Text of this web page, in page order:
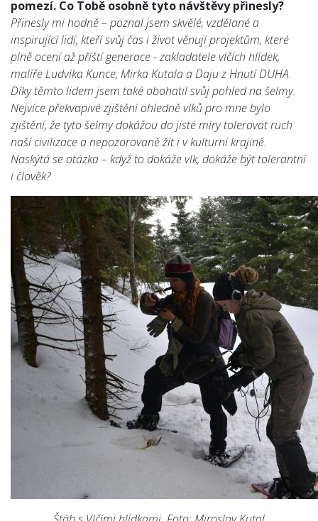
pomezí. Co Tobě osobně tyto návštěvy přinesly?
Přinesly mi hodně – poznal jsem skvělé, vzdělané a
inspirující lidí, kteří svůj čas i život věnují projektům, které
plně ocení až příští generace - zakladatele vlčích hlídek,
malíře Ludvíka Kunce, Mirka Kutala a Daju z Hnutí DUHA.
Díky těmto lidem jsem také obohatil svůj pohled na šelmy.
Nejvíce překvapivé zjištění ohledně vlků pro mne bylo
zjištění, že tyto šelmy dokážou do jisté míry tolerovat ruch
naší civilizace a nepozorovaně žít i v kulturní krajině.
Naskýtá se otázka – když to dokáže vlk, dokáže být tolerantní
i člověk?